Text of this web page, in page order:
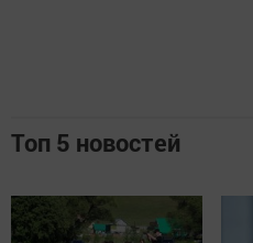
Топ 5 новостей